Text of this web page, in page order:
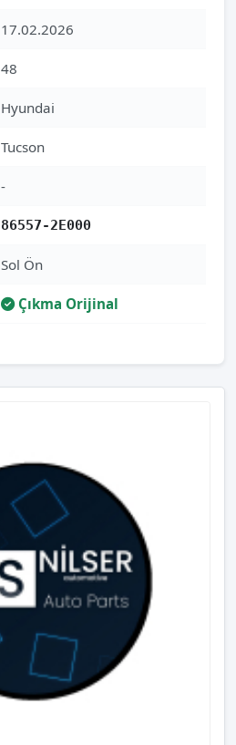
17.02.2026
48
Hyundai
Tucson
-
86557-2E000
Sol Ön
Çıkma Orijinal